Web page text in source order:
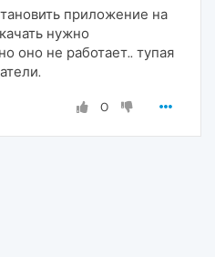
приложение на
нужно
оно не работает.. тупая
0